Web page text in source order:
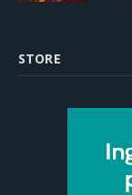
STORE